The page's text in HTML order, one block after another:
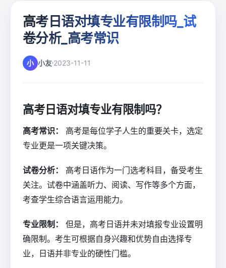
高考日语对填专业有限制吗_试
卷分析_高考常识
小 小友 2023-11-11
高考日语对填专业有限制吗？
高考常识：
高考是每位学子人生的重要关卡，选定
专业更是一项关键决策。
试卷分析：
高考日语作为一门选考科目，备受考生
关注。试卷中涵盖听力、阅读、写作等多个方面，
考查学生综合语言运用能力。
专业限制：
但是，高考日语并未对填报专业设置明
确限制。考生可根据自身兴趣和优势自由选择专
业，日语并非专业的硬性门槛。